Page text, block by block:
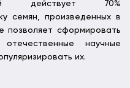
действует 70%
семян, произведенных в
сформировать
научные
их.